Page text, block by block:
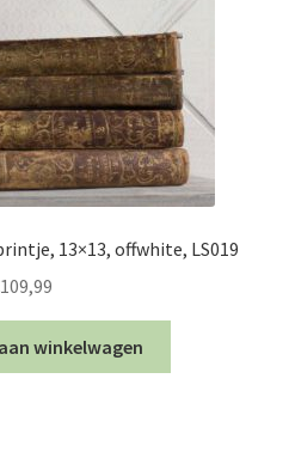
13×13, offwhite, LS019
109,99
winkelwagen